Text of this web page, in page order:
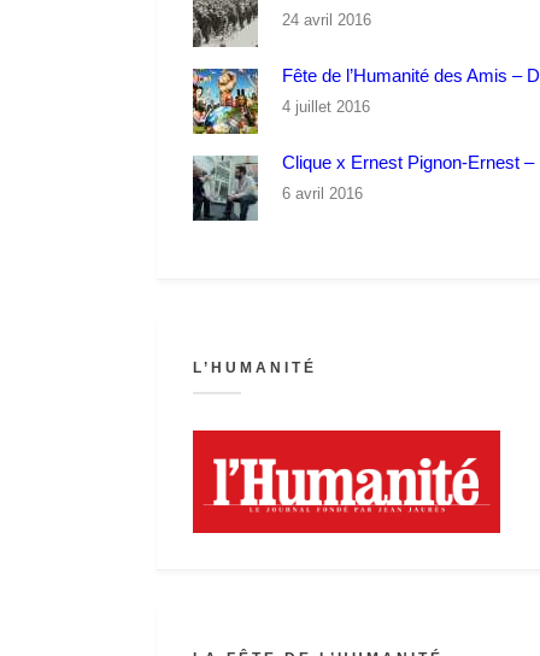
24 avril 2016
Fête de l’Humanité des Amis –
4 juillet 2016
Clique x Ernest Pignon-Ernest
6 avril 2016
L’HUMANITÉ